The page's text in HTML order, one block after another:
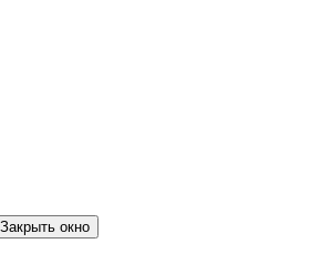
Закрыть окно